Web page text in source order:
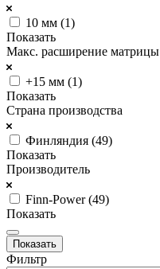
10 мм (1)
Показать
Макс. расширение матрицы
+15 мм (1)
Показать
Страна производства
Финляндия (49)
Показать
Производитель
Finn-Power (49)
Показать
Фильтр